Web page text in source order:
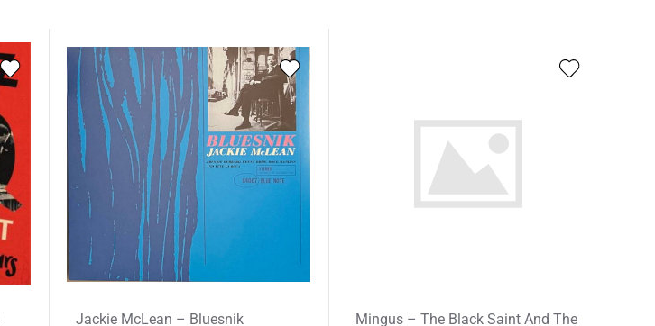
Jackie McLean – Bluesnik
Mingus – The Black Saint And The